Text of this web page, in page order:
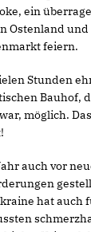
ein
Ostenland
feiern.
Stunden
Bauhof,
möglich.
auch vor
hat auch